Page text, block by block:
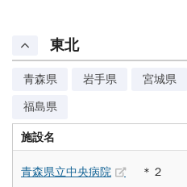
東北
青森県 岩手県 宮城県
福島県
施設名
青森県立中央病院 ＊２